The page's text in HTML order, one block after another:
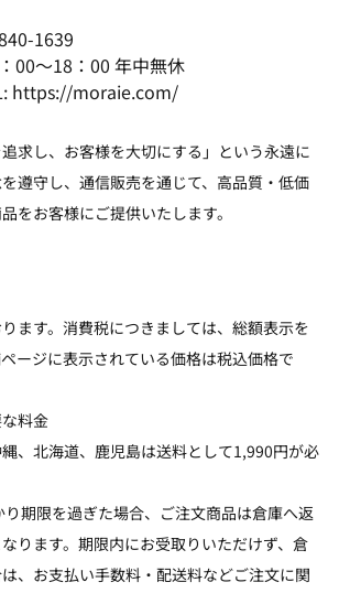
1639
00〜18：00 年中無休
https://moraie.com/
追求し、お客様を大切にする」という永遠に
遵守し、通信販売を通じて、高品質・低価
をお客様にご提供いたします。
ます。消費税につきましては、総額表示を
ージに表示されている価格は税込価格で
料金
縄、北海道、鹿児島は送料として1,990円が必
期限を過ぎた場合、ご注文商品は倉庫へ返
ります。期限内にお受取りいただけず、倉
、お支払い手数料・配送料などご注文に関